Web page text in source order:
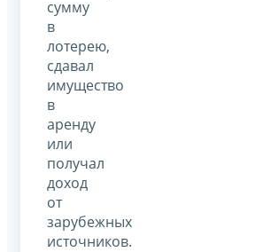
сумму
в
лотерею,
сдавал
имущество
в
аренду
или
получал
доход
от
зарубежных
источников.